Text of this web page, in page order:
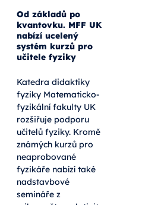
Od základů po
kvantovku. MFF UK
nabízí ucelený
systém kurzů pro
učitele fyziky
Katedra didaktiky
fyziky Matematicko-
fyzikální fakulty UK
rozšiřuje podporu
učitelů fyziky. Kromě
známých kurzů pro
neaprobované
fyzikáře nabízí také
nadstavbové
semináře z